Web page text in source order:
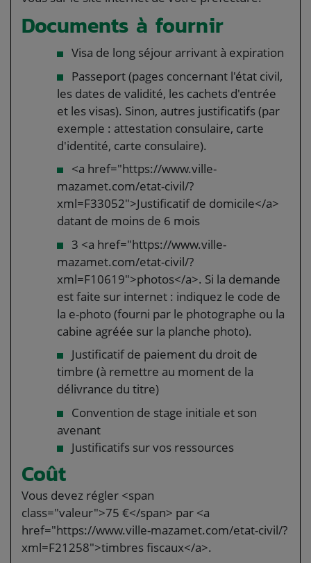
Documents à fournir
Visa de long séjour arrivant à expiration
Passeport (pages concernant l'état civil,
les dates de validité, les cachets d'entrée
et les visas). Sinon, autres justificatifs (par
exemple : attestation consulaire, carte
d'identité, carte consulaire).
<a href="https://www.ville-
mazamet.com/etat-civil/?
xml=F33052">Justificatif de domicile</a>
datant de moins de 6 mois
3 <a href="https://www.ville-
mazamet.com/etat-civil/?
xml=F10619">photos</a>. Si la demande
est faite sur internet : indiquez le code de
la e-photo (fourni par le photographe ou la
cabine agréée sur la planche photo).
Justificatif de paiement du droit de
timbre (à remettre au moment de la
délivrance du titre)
Convention de stage initiale et son
avenant
Justificatifs sur vos ressources
Coût
Vous devez régler <span
class="valeur">75 €</span> par <a
href="https://www.ville-mazamet.com/etat-civil/?
xml=F21258">timbres fiscaux</a>.